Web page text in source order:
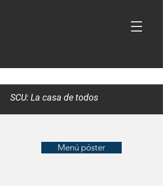
SCU: La casa de todos
Menú póster